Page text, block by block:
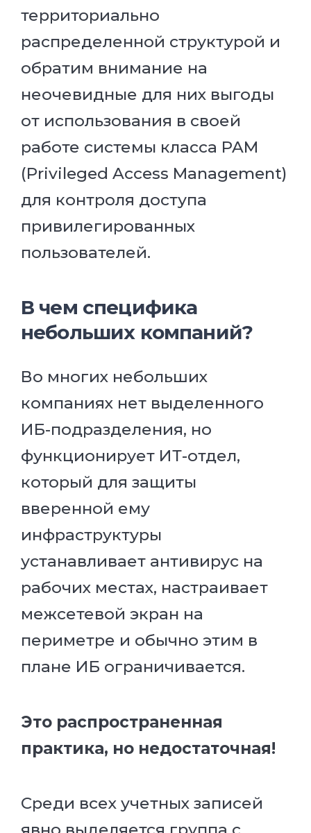
территориально
распределенной структурой и
обратим внимание на
неочевидные для них выгоды
от использования в своей
работе системы класса PAM
(Privileged Access Management)
для контроля доступа
привилегированных
пользователей.
В чем специфика
небольших компаний?
Во многих небольших
компаниях нет выделенного
ИБ-подразделения, но
функционирует ИТ-отдел,
который для защиты
вверенной ему
инфраструктуры
устанавливает антивирус на
рабочих местах, настраивает
межсетевой экран на
периметре и обычно этим в
плане ИБ ограничивается.
Это распространенная
практика, но недостаточная!
Среди всех учетных записей